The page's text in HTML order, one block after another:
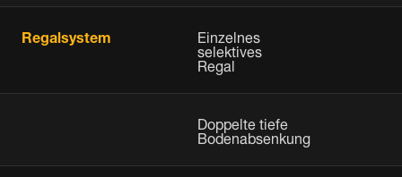
Regalsystem Einzelnes
selektives
Regal
Doppelte tiefe
Bodenabsenkung